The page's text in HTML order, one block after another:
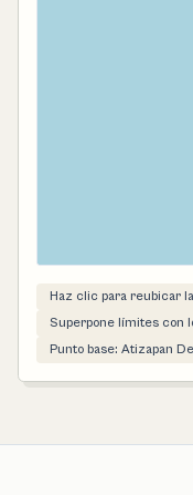
Haz clic para reubicar
Superpone límites con
Punto base: Atizapan